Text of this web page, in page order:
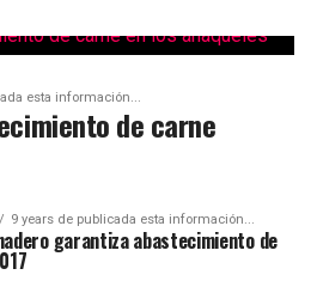
esta información...
de carne
9 years de publicada esta información...
garantiza abastecimiento de